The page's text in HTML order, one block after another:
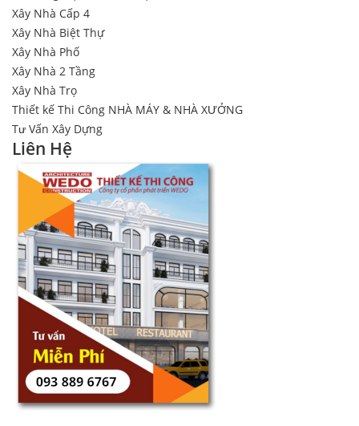
Xây Nhà Cấp 4
Xây Nhà Biệt Thự
Xây Nhà Phố
Xây Nhà 2 Tầng
Xây Nhà Trọ
Thiết kế Thi Công NHÀ MÁY & NHÀ XƯỞNG
Tư Vấn Xây Dựng
Liên Hệ